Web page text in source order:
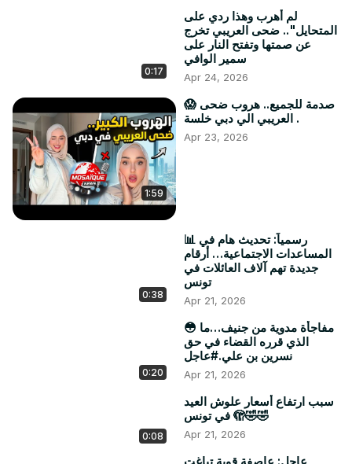
0:17
لم أهرب وهذا ردي على
المتحايل".. ضحى العريبي تخرج
عن صمتها وتفتح النار على
سمير الوافي
Apr 24, 2026
1:59
😱 صدمة للجميع.. هروب ضحى
العريبي الي دبي خلسة .
Apr 23, 2026
0:38
📊 رسمياً: تحديث هام في
المساعدات الاجتماعية… أرقام
جديدة تهم آلاف العائلات في
تونس
Apr 21, 2026
0:20
😳 مفاجأة مدوية من جنيف…ما
الذي قرره القضاء في حق
نسرين بن علي.#عاجل
Apr 21, 2026
0:08
سبب ارتفاع أسعار علوش العيد
في تونس 🫣🤣🤣
Apr 21, 2026